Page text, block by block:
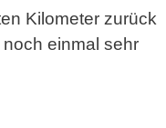
Kilometer zurück
einmal sehr